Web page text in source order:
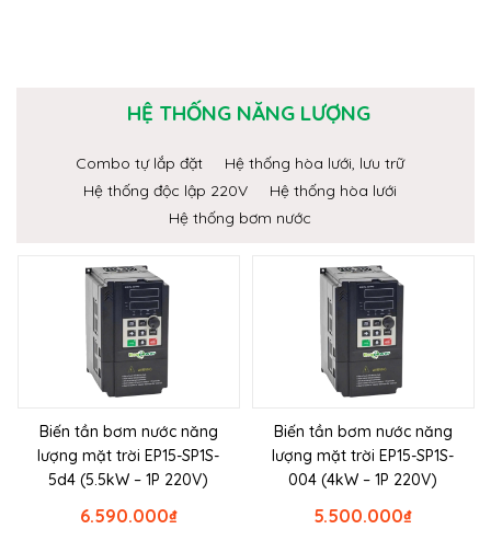
HỆ THỐNG NĂNG LƯỢNG
Combo tự lắp đặt
Hệ thống hòa lưới, lưu trữ
Hệ thống độc lập 220V
Hệ thống hòa lưới
Hệ thống bơm nước
Biến tần bơm nước năng
lượng mặt trời EP15-SP1S-
5d4 (5.5kW – 1P 220V)
₫
6.590.000
Biến tần bơm nước năng
lượng mặt trời EP15-SP1S-
004 (4kW – 1P 220V)
₫
5.500.000